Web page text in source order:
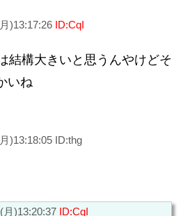
)13:17:26 ID:CqI
結構大きいと思うんやけどそ
いね
)13:18:05 ID:thg
月)13:20:37 ID:CqI